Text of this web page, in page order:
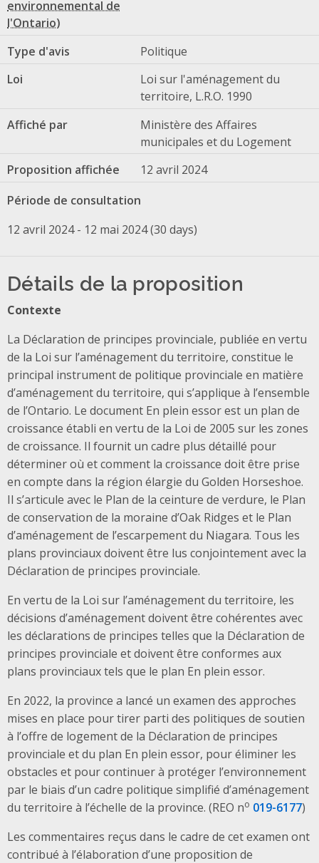
Type d'avis
Politique
Loi
Loi sur l'aménagement du
territoire, L.R.O. 1990
Affiché par
Ministère des Affaires
municipales et du Logement
Proposition affichée
12 avril 2024
Période de consultation
12 avril 2024 - 12 mai 2024 (30 days)
Détails de la proposition
Contexte
La Déclaration de principes provinciale, publiée en vertu
de la Loi sur l’aménagement du territoire, constitue le
principal instrument de politique provinciale en matière
d’aménagement du territoire, qui s’applique à l’ensemble
de l’Ontario. Le document En plein essor est un plan de
croissance établi en vertu de la Loi de 2005 sur les zones
de croissance. Il fournit un cadre plus détaillé pour
déterminer où et comment la croissance doit être prise
en compte dans la région élargie du Golden Horseshoe.
Il s’articule avec le Plan de la ceinture de verdure, le Plan
de conservation de la moraine d’Oak Ridges et le Plan
d’aménagement de l’escarpement du Niagara. Tous les
plans provinciaux doivent être lus conjointement avec la
Déclaration de principes provinciale.
En vertu de la Loi sur l’aménagement du territoire, les
décisions d’aménagement doivent être cohérentes avec
les déclarations de principes telles que la Déclaration de
principes provinciale et doivent être conformes aux
plans provinciaux tels que le plan En plein essor.
En 2022, la province a lancé un examen des approches
mises en place pour tirer parti des politiques de soutien
à l’offre de logement de la Déclaration de principes
provinciale et du plan En plein essor, pour éliminer les
obstacles et pour continuer à protéger l’environnement
par le biais d’un cadre politique simplifié d’aménagement
du territoire à l’échelle de la province. (REO no 019-6177)
Les commentaires reçus dans le cadre de cet examen ont
contribué à l’élaboration d’une proposition de